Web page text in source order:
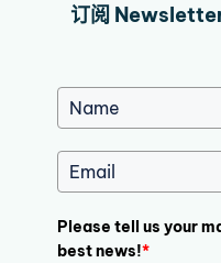
订阅
Please tell us your
best news!*